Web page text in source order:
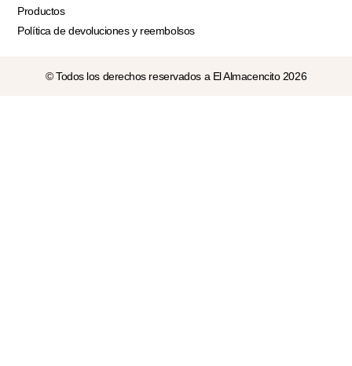
Productos
Política de devoluciones y reembolsos
© Todos los derechos reservados a El Almacencito 2026